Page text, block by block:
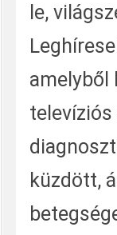
le,
amelyből
küzdött,